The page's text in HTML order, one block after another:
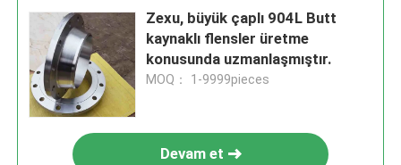
Zexu, büyük çaplı 904L Butt
kaynaklı flensler üretme
konusunda uzmanlaşmıştır.
MOQ： 1-9999pieces
Devam et